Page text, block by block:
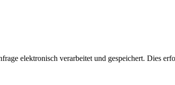
elektronisch verarbeitet und gespeichert. Dies